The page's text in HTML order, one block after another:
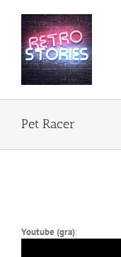
zawartości
Pet Racer
Youtube (gra):